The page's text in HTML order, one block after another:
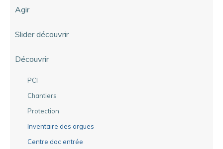
Agir
Slider découvrir
Découvrir
PCI
Chantiers
Protection
Inventaire des orgues
Centre doc entrée